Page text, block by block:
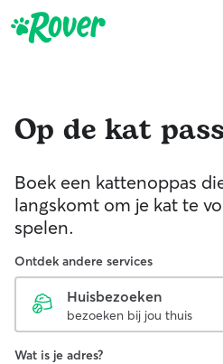
Op de kat
Boek een kattenoppas
langskomt om je kat te
spelen.
Ontdek andere services
Huisbezoeken
bezoeken bij jou thuis
Wat is je adres?